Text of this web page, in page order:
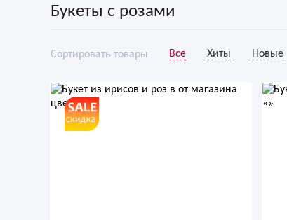
Букеты с розами
Сортировать товары Все Хиты Новые